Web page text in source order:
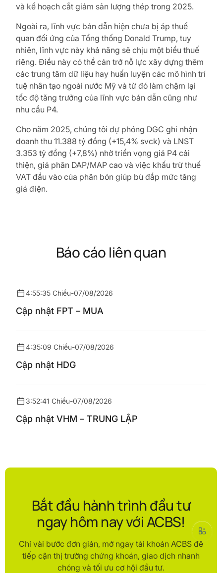
và kế hoạch cắt giảm sản lượng thép trong 2025.
Ngoài ra, lĩnh vực bán dẫn hiện chưa bị áp thuế
quan đối ứng của Tổng thống Donald Trump, tuy
nhiên, lĩnh vực này khả năng sẽ chịu một biểu thuế
riêng. Điều này có thể cản trở nỗ lực xây dựng thêm
các trung tâm dữ liệu hay huấn luyện các mô hình trí
tuệ nhân tạo ngoài nước Mỹ và từ đó làm chậm lại
tốc độ tăng trưởng của lĩnh vực bán dẫn cũng như
nhu cầu P4.
Cho năm 2025, chúng tôi dự phóng DGC ghi nhận
doanh thu 11.388 tỷ đồng (+15,4% svck) và LNST
3.353 tỷ đồng (+7,8%) nhờ triển vọng giá P4 cải
thiện, giá phân DAP/MAP cao và việc khấu trừ thuế
VAT đầu vào của phân bón giúp bù đắp mức tăng
giá điện.
Báo cáo liên quan
4:55:35 Chiều-07/08/2026
Cập nhật FPT – MUA
4:35:09 Chiều-07/08/2026
Cập nhật HDG
3:52:41 Chiều-07/08/2026
Cập nhật VHM – TRUNG LẬP
Bắt đầu hành trình đầu tư
ngay hôm nay với ACBS!
Chỉ vài bước đơn giản, mở ngay tài khoản ACBS để
tiếp cận thị trường chứng khoán, giao dịch nhanh
chóng và tối ưu cơ hội đầu tư.